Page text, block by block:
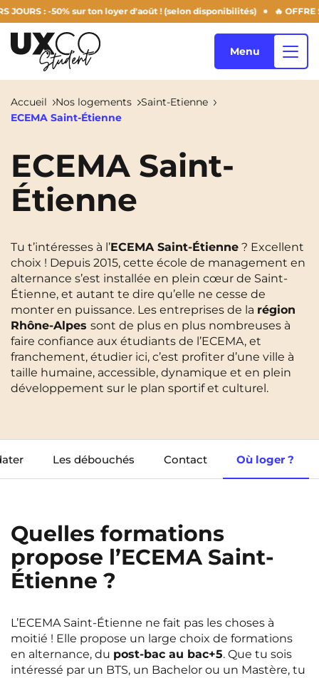
: -50% sur ton loyer d'août ! (selon disponibilités) 🔥 OFFRE
Annemasse
Bezons NEW! Blois
Bordeaux Boulogne-Billancourt
Brest Caen
Cergy-Pontoise Clermont-Ferrand
Chambéry NEW! Dijon
Gradignan Grenoble
Lomme Lyon
Nantes Nîmes
Noisy-Le-Grand Orly
Palaiseau
Pau Reims
Rennes Rouen
Qui sommes-nous ?
Blog
FR
FR
EN
InstagramTikTok FacebookYouTubeLinkedIn
Menu
Accueil Nos logements
Saint-Etienne
ECEMA Saint-Étienne
ECEMA Saint-
Étienne
Tu t’intéresses à l’ECEMA Saint-Étienne ? Excellent
choix ! Depuis 2015, cette école de management en
alternance s’est installée en plein cœur de Saint-
Étienne, et autant te dire qu’elle ne cesse de
monter en puissance. Les entreprises de la région
Rhône-Alpes sont de plus en plus nombreuses à
faire confiance aux étudiants de l’ECEMA, et
franchement, étudier ici, c’est profiter d’une ville à
taille humaine, accessible, dynamique et en plein
développement sur le plan sportif et culturel.
Les débouchés Contact Où loger ?
Quelles formations
propose l’ECEMA Saint-
Étienne ?
L’ECEMA Saint-Étienne ne fait pas les choses à
moitié ! Elle propose un large choix de formations
en alternance, du post-bac au bac+5. Que tu sois
intéressé par un BTS, un Bachelor ou un Mastère, tu